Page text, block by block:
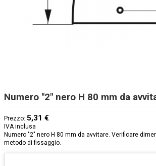
Numero "2" nero H 80 mm da
Prezzo: 5,31 €
IVA inclusa
Numero "2" nero H 80 mm da avvitare. Verificare
metodo di fissaggio.